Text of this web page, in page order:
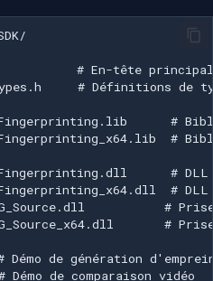
Q-See
Speco Technologies
EverFocus
ABUS
Basler